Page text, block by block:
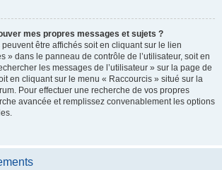
mes propres messages et sujets ?
être affichés soit en cliquant sur le lien
» dans le panneau de contrôle de l’utilisateur, soit en
les messages de l’utilisateur » sur la page de
en cliquant sur le menu « Raccourcis » situé sur la
Pour effectuer une recherche de vos propres
avancée et remplissez convenablement les options